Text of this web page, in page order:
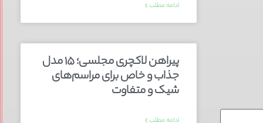
ادامه مطلب »
پیراهن لاکچری مجلسی؛ ۱۵ مدل
جذاب و خاص برای مراسم‌های
شیک و متفاوت
ادامه مطلب »